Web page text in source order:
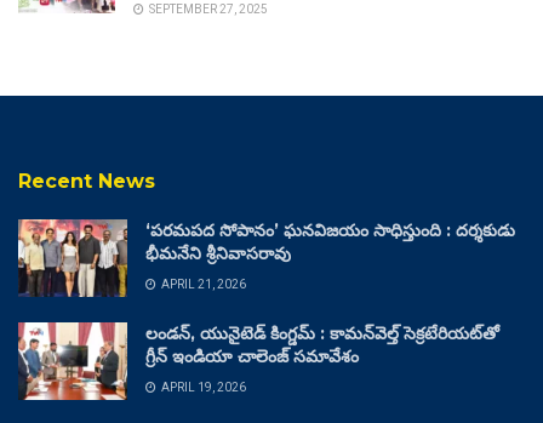
SEPTEMBER 27, 2025
Recent News
‘పరమపద సోపానం’ ఘనవిజయం సాధిస్తుంది : దర్శకుడు
భీమనేని శ్రీనివాసరావు
APRIL 21, 2026
లండన్, యునైటెడ్ కింగ్డమ్ : కామన్‌వెల్త్ సెక్రటేరియట్‌తో
గ్రీన్ ఇండియా చాలెంజ్ సమావేశం
APRIL 19, 2026